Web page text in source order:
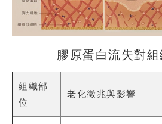
膠原蛋⽩流失對
組織部
位
老化徵兆與影響